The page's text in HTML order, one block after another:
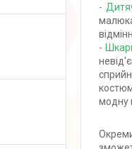
-
-
модну